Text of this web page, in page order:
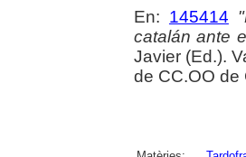
En: 145414
catalán ante
Javier (Ed.).
de CC.OO de